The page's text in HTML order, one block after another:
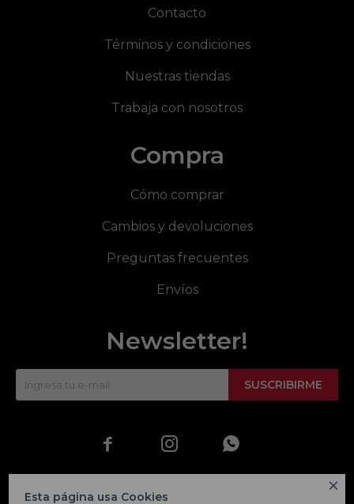

Esta página usa Cookies
Contacto
Términos y condiciones
Nuestras tiendas
Trabaja con nosotros
Compra
Cómo comprar
Cambios y devoluciones
Preguntas frecuentes
Envíos
Newsletter!
SUSCRIBIRME
  